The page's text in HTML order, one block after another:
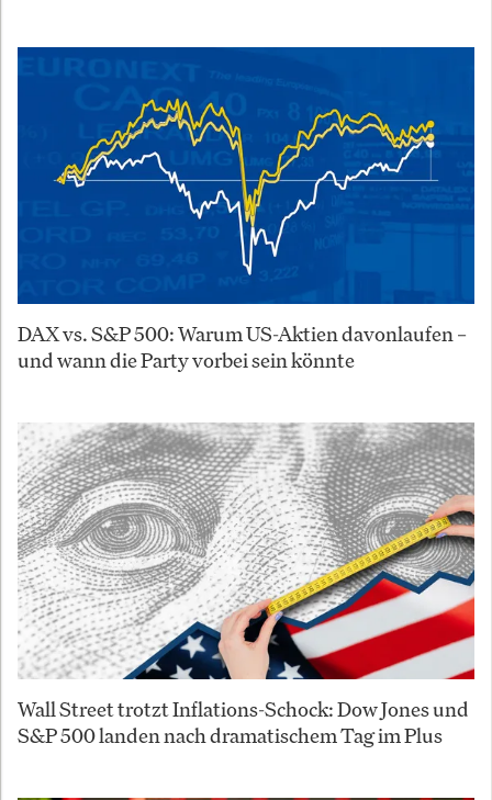
DAX vs. S&P 500: Warum US-Aktien davonlaufen –
und wann die Party vorbei sein könnte
Wall Street trotzt Inflations-Schock: Dow Jones und
S&P 500 landen nach dramatischem Tag im Plus